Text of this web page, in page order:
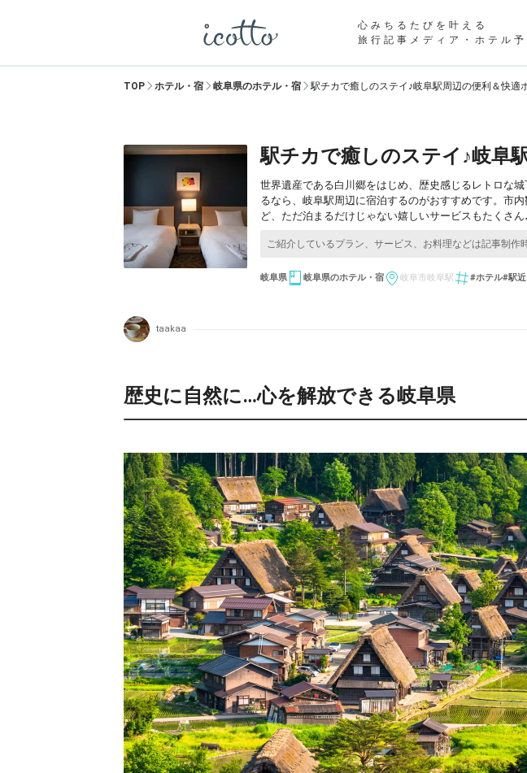
心みちるたびを叶える
旅行記事メディア・ホテル予
TOP ホテル・宿 岐阜県のホテル・宿 駅チカで癒しのステイ♪岐阜駅周辺の便利＆快適
駅チカで癒しのステイ♪岐阜
世界遺産である白川郷をはじめ、歴史感じるレトロな
るなら、岐阜駅周辺に宿泊するのがおすすめです。市
ど、ただ泊まるだけじゃない嬉しいサービスもたくさ
岐阜県 岐阜県のホテル・宿 岐阜市岐阜駅 #ホテル#駅近
taakaa
歴史に自然に…心を解放できる岐阜県